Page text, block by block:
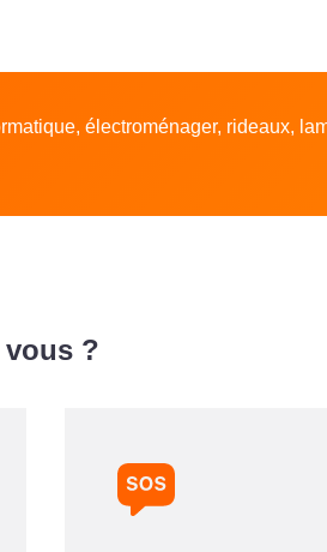
électroménager, rideaux,
?